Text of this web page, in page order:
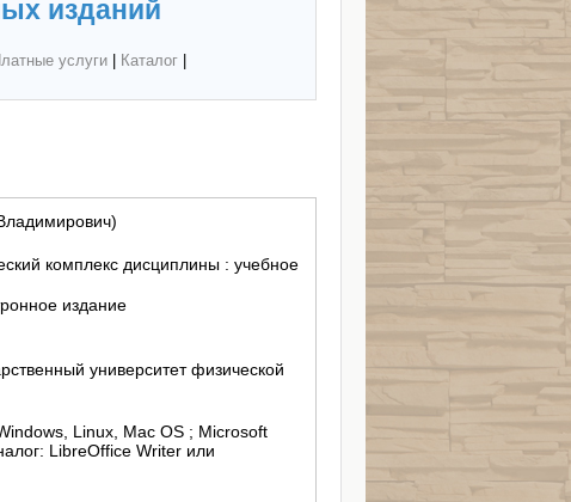
изданий
услуги| Каталог|
комплекс дисциплины : учебное
издание
университет физической
Linux, Mac OS ; Microsoft
LibreOffice Writer или